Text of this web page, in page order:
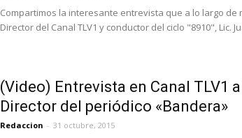
Compartimos la interesante entrevista que a lo largo de
Director del Canal TLV1 y conductor del ciclo "8910", Lic.
(Video) Entrevista en Canal TLV1
Director del periódico «Bandera»
Redaccion - 31 octubre, 2015